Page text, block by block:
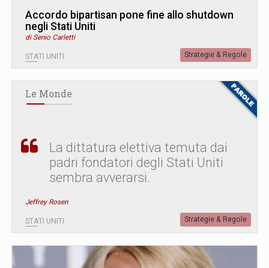
Accordo bipartisan pone fine allo shutdown
negli Stati Uniti
di Senio Carletti
STATI UNITI Strategie & Regole
Le Monde
La dittatura elettiva temuta dai
padri fondatori degli Stati Uniti
sembra avverarsi.
Jeffrey Rosen
STATI UNITI Strategie & Regole